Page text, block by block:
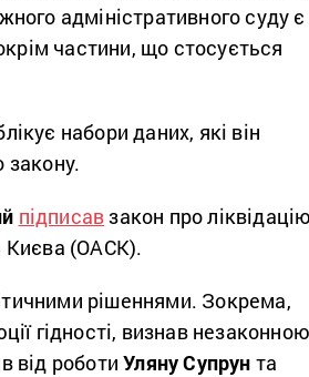
адміністративного суду є
частини, що стосується
набори даних, які він
закону.
підписавзакон про ліквідацію
Києва (ОАСК).
рішеннями. Зокрема,
гідності, визнав незаконною
від роботиУляну Супрун та